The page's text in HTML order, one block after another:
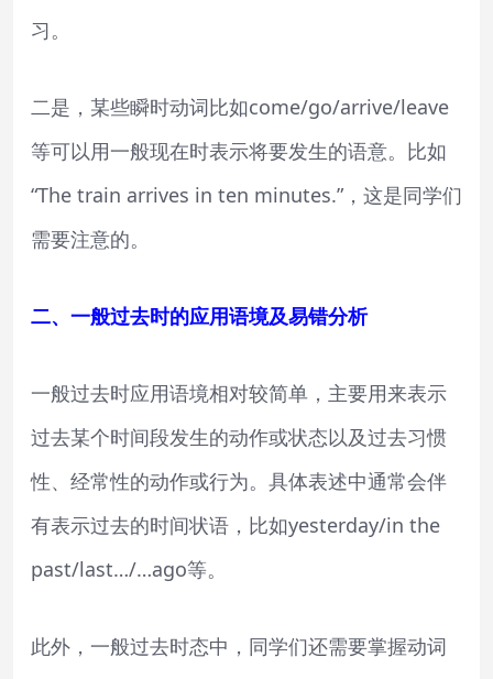
习。
二是，某些瞬时动词比如come/go/arrive/leave
等可以用一般现在时表示将要发生的语意。比如
“The train arrives in ten minutes.”，这是同学们
需要注意的。
二、一般过去时的应用语境及易错分析
一般过去时应用语境相对较简单，主要用来表示
过去某个时间段发生的动作或状态以及过去习惯
性、经常性的动作或行为。具体表述中通常会伴
有表示过去的时间状语，比如yesterday/in the
past/last…/…ago等。
此外，一般过去时态中，同学们还需要掌握动词